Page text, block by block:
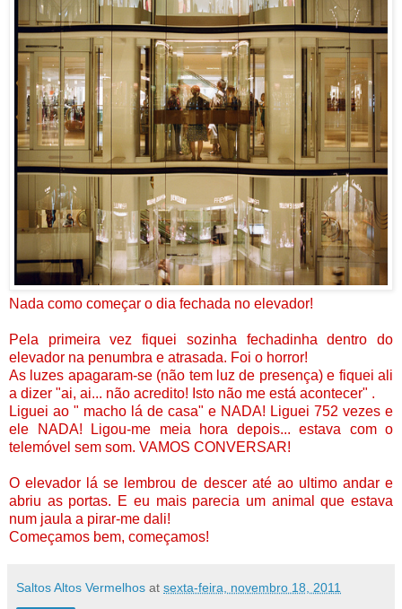
Nada como começar o dia fechada no elevador!
Pela primeira vez fiquei sozinha fechadinha dentro do
elevador na penumbra e atrasada. Foi o horror!
As luzes apagaram-se (não tem luz de presença) e fiquei ali
a dizer "ai, ai... não acredito! Isto não me está acontecer" .
Liguei ao " macho lá de casa" e NADA! Liguei 752 vezes e
ele NADA! Ligou-me meia hora depois... estava com o
telemóvel sem som. VAMOS CONVERSAR!
O elevador lá se lembrou de descer até ao ultimo andar e
abriu as portas. E eu mais parecia um animal que estava
num jaula a pirar-me dali!
Começamos bem, começamos!
Saltos Altos Vermelhos at sexta-feira, novembro 18, 2011